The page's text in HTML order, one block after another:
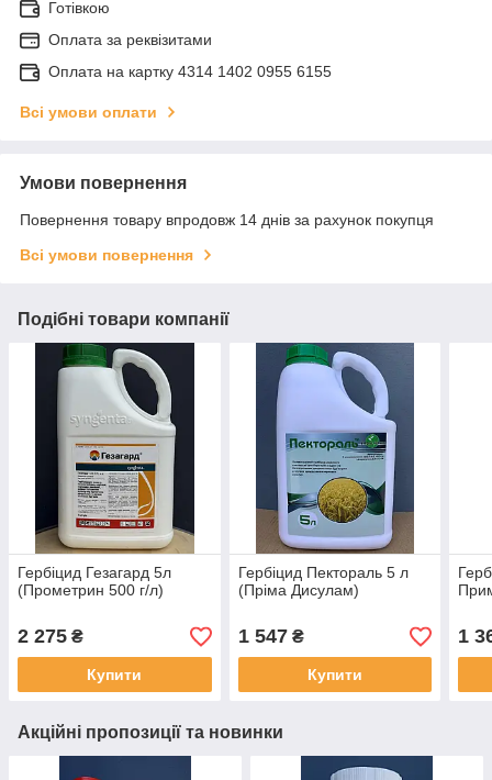
Готівкою
Оплата за реквізитами
Оплата на картку 4314 1402 0955 6155
Всі умови оплати
Умови повернення
Повернення товару впродовж 14 днів за рахунок покупця
Всі умови повернення
Подібні товари компанії
Гербіцид Гезагард 5л
(Прометрин 500 г/л)
2 275 ₴
Купити
Гербіцид Пектораль 5 л
(Пріма Дисулам)
1 547₴
Купити
1
Акційні пропозиції та новинки